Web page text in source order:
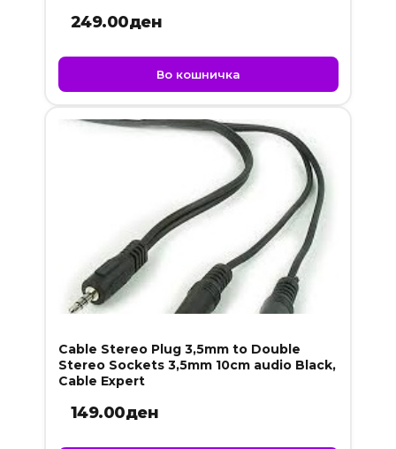
249.00ден
Во кошничка
Cable Stereo Plug 3,5mm to Double
Stereo Sockets 3,5mm 10cm audio Black,
Cable Expert
149.00ден